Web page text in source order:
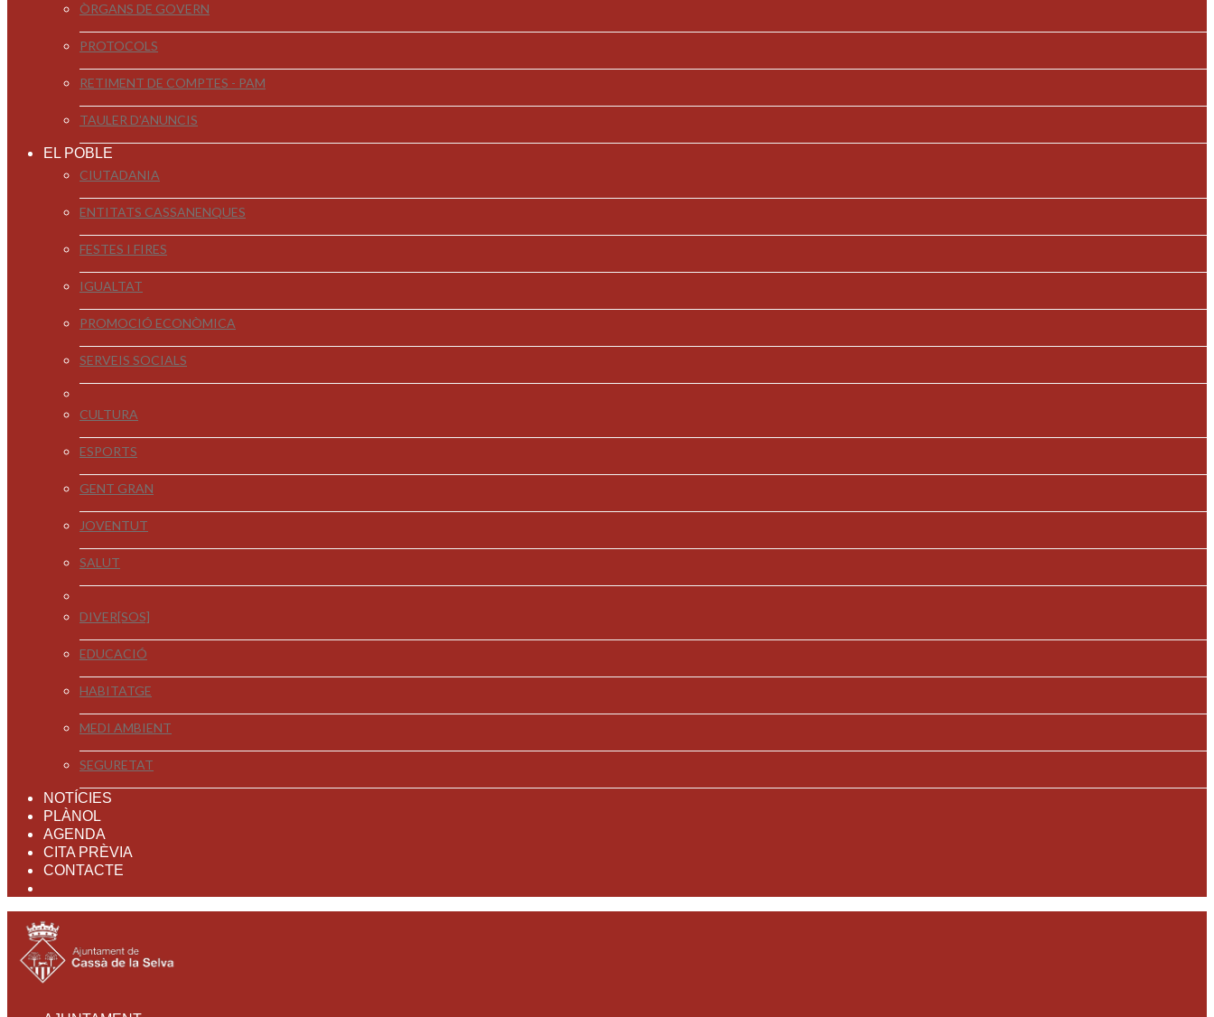
ÒRGANS DE GOVERN
PROTOCOLS
RETIMENT DE COMPTES - PAM
TAULER D'ANUNCIS
EL POBLE
CIUTADANIA
ENTITATS CASSANENQUES
FESTES I FIRES
IGUALTAT
PROMOCIÓ ECONÒMICA
SERVEIS SOCIALS
CULTURA
ESPORTS
GENT GRAN
JOVENTUT
SALUT
DIVER[SOS]
EDUCACIÓ
HABITATGE
MEDI AMBIENT
SEGURETAT
NOTÍCIES
PLÀNOL
AGENDA
CITA PRÈVIA
CONTACTE